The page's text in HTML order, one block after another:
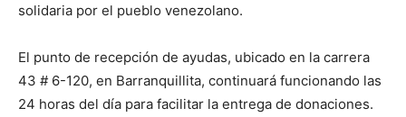
solidaria por el pueblo venezolano.
El punto de recepción de ayudas, ubicado en la carrera
43 # 6-120, en Barranquillita, continuará funcionando las
24 horas del día para facilitar la entrega de donaciones.